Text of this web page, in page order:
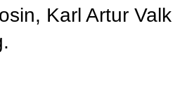
Karl Artur